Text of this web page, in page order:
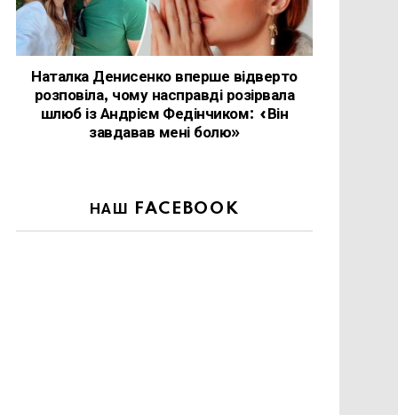
Наталка Денисенко вперше відверто
розповіла, чому насправді розірвала
шлюб із Андрієм Федінчиком: «Він
завдавав мені болю»
НАШ FACEBOOK